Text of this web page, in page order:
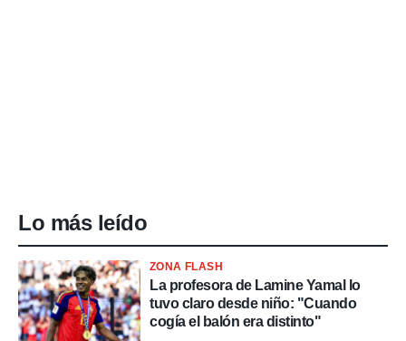
Lo más leído
ZONA FLASH
La profesora de Lamine Yamal lo
tuvo claro desde niño: "Cuando
cogía el balón era distinto"